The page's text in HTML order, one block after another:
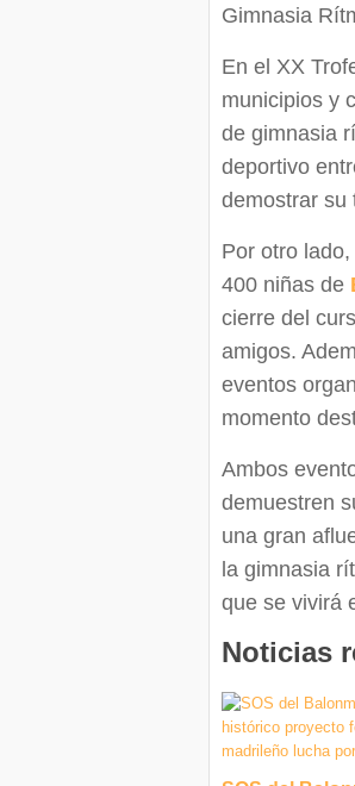
Gimnasia
En el XX
municipios y
de gimnasia
deportivo
demostrar su
Por otro
400 niñas de
cierre del
amigos.
eventos
momento
Ambos
demuestren
una gran
la gimnasia
que se vivirá
Noticias